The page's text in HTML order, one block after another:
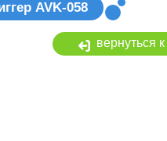
AVK-058
вернуться